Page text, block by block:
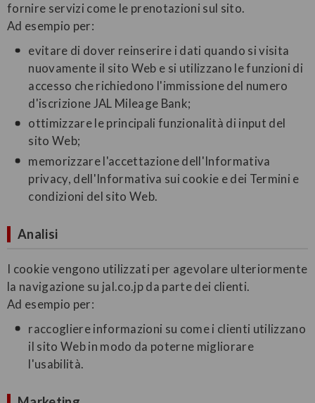
fornire servizi come le prenotazioni sul sito.
Ad esempio per:
evitare di dover reinserire i dati quando si visita
nuovamente il sito Web e si utilizzano le funzioni di
accesso che richiedono l'immissione del numero
d'iscrizione JAL Mileage Bank;
ottimizzare le principali funzionalità di input del
sito Web;
memorizzare l'accettazione dell'Informativa
privacy, dell'Informativa sui cookie e dei Termini e
condizioni del sito Web.
Analisi
I cookie vengono utilizzati per agevolare ulteriormente
la navigazione su jal.co.jp da parte dei clienti.
Ad esempio per:
raccogliere informazioni su come i clienti utilizzano
il sito Web in modo da poterne migliorare
l'usabilità.